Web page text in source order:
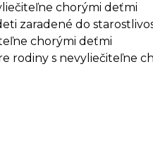
chorými deťmi
zaradené do
chorými deťmi
rodiny s nevyliečiteľne